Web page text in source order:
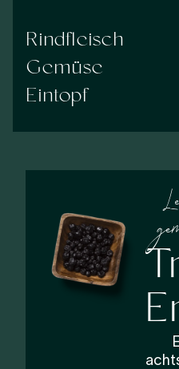
Rindfleisch
Gemüse
Eintopf